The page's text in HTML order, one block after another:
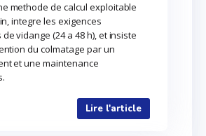
methode de calcul exploitable
integre les exigences
vidange (24 a 48 h), et insiste
du colmatage par un
et une maintenance
Lire l'article